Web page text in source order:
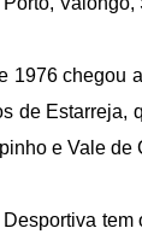
1976 chegou
de Estarreja,
e Vale de